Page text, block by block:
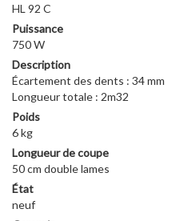
HL 92 C
Puissance
750 W
Description
Écartement des dents : 34 mm
Longueur totale : 2m32
Poids
6 kg
Longueur de coupe
50 cm double lames
État
neuf